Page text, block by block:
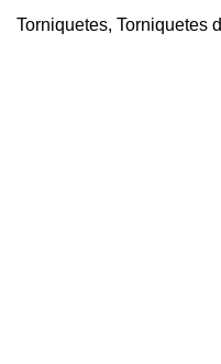
Torniquetes, Torniquetes